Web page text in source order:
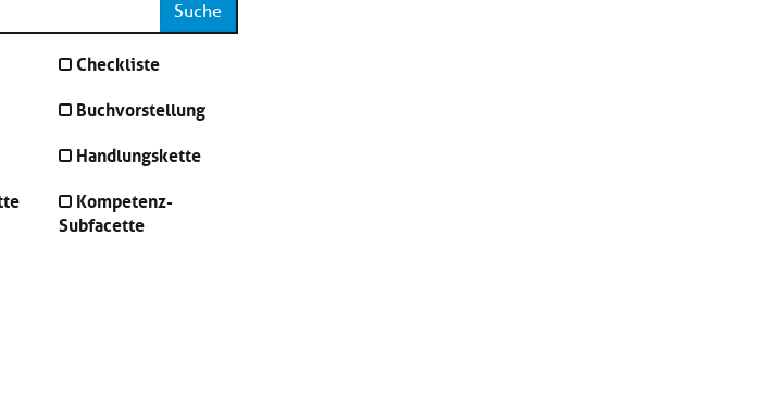
Suche
Checkliste
Buchvorstellung
Handlungskette
Kompetenz-
Subfacette